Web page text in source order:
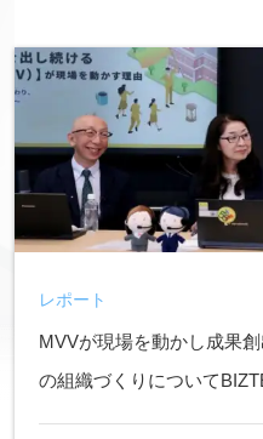
MVVが現場を動かし成果
の組織づくりについて
レポート